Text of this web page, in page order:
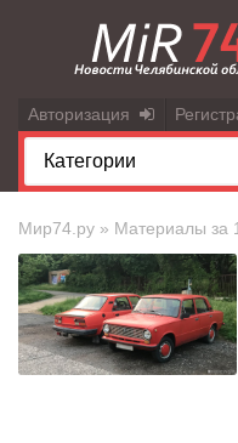
Авторизация
Мир74.ру » Материалы за